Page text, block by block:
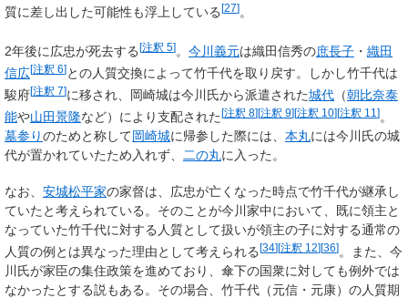
質に差し出した可能性も浮上している [27]。
2年後に広忠が死去する [注釈 5] 。 今川義元は織田信秀の庶長子 ・ 織田
信広[注釈 6] との人質交換によって竹千代を取り戻す。しかし竹千代は
駿府[注釈 7]に移され、岡崎城は今川氏から派遣された城代 （朝比奈泰
能や山田景隆など）により支配された [注釈 8][注釈 9][注釈 10][注釈 11 ] 。
墓参りのためと称して岡崎城に帰参した際には、 本丸には今川氏の城
代が置かれていたため入れず、
二の丸に入った。
なお、 安城松平家の家督は、広忠が亡くなった時点で竹千代が継承し
ていたと考えられている。そのことが今川家中において、既に領主と
なっていた竹千代に対する人質として扱いが領主の子に対する通常の
人質の例とは異なった理由として考えられる[34][注釈 12][36]。また、今
川氏が家臣の集住政策を進めており、傘下の国衆に対しても例外では
なかったとする説もある。その場合、竹千代（元信・元康）の人質期